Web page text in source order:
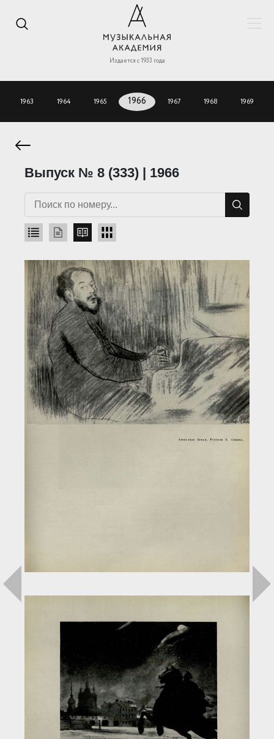
Издается с 1933 года
1963 1964 1965 1966 1967 1968 1969
Выпуск № 8 (333) | 1966
Загрузка...